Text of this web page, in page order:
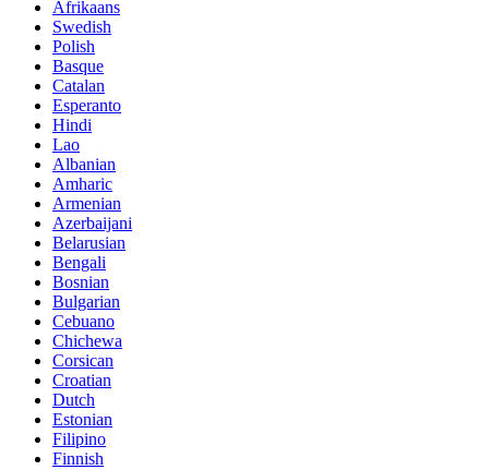
Afrikaans
Swedish
Polish
Basque
Catalan
Esperanto
Hindi
Lao
Albanian
Amharic
Armenian
Azerbaijani
Belarusian
Bengali
Bosnian
Bulgarian
Cebuano
Chichewa
Corsican
Croatian
Dutch
Estonian
Filipino
Finnish